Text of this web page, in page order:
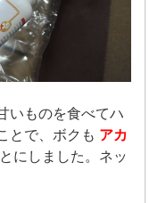
いものを食べてハ
とで、ボクも アカ
にしました。ネッ